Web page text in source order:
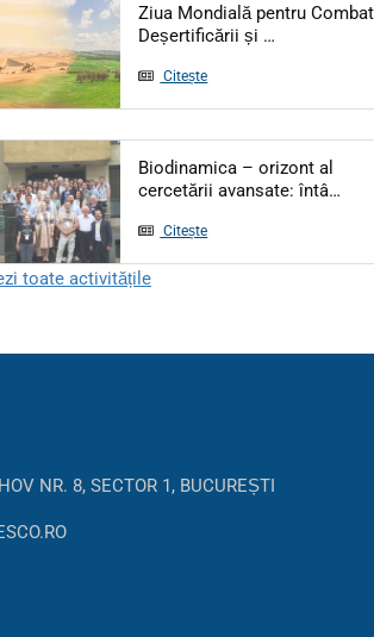
Ziua Mondială pentru
Deșertificării și …
Citește
Biodinamica – orizont al
cercetării avansate: întâ…
Citește
toate activitățile
NR. 8, SECTOR 1, BUCUREȘTI